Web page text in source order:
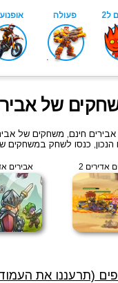
של
חינם, משחקים של
הנכון, כנסו לשחק במשחקים
אדירים 2 אבירים
(תרעננו את